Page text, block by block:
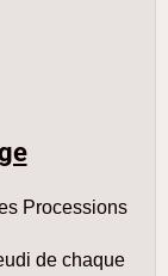
Processions
de chaque